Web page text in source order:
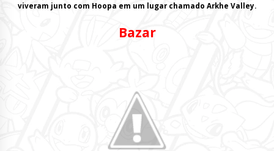
viveram junto com Hoopa em um lugar chamado Arkhe Valley.
Bazar